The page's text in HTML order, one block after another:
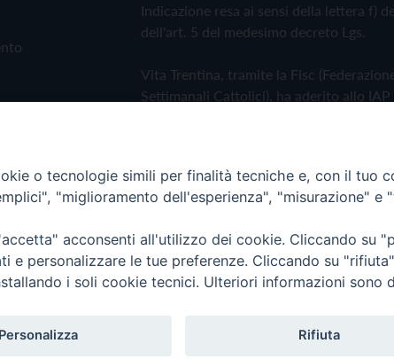
Indicazione resa ai sensi della lettera f)
dell'art. 5 del medesimo decreto Lgs.
Vita Trentina, tramite la Fisc
Settimanali Cattolici), ha aderito allo
Privacy Policy Cookie Policy
- Vita Trentina Editrice
o tecnologie simili per finalità tecniche e, con il tuo
"miglioramento dell'esperienza", "misurazione"
acconsenti all'utilizzo dei cookie. Cliccando su
e personalizzare le tue preferenze. Cliccando su
i soli cookie tecnici. Ulteriori informazioni sono
Personalizza Rifiuta